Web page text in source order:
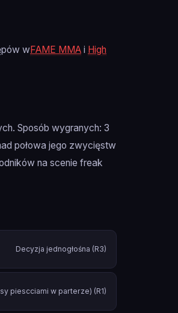
wFAME MMA i High
Sposób wygranych: 3
połowa jego zwycięstw
na scenie freak
Decyzja jednogłośna (R3)
piescciami w parterze) (R1)